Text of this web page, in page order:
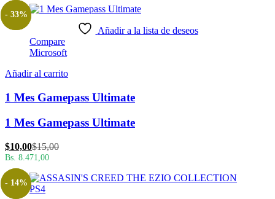
es:
era:
$25,00.
Añadir a la lista de deseos
Compare
Microsoft
Añadir al carrito
1 Mes Gamepass Ultimate
1 Mes Gamepass Ultimate
$10,00El
precio
es:
$10,00.
$15,00El
era:
Bs. 8.471,00
- 33%
- 14%